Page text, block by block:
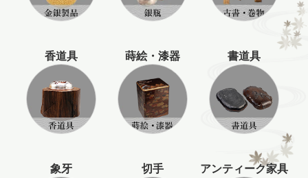
香道具 蒔絵・漆器 書道具
象牙 切手 アンティーク家具